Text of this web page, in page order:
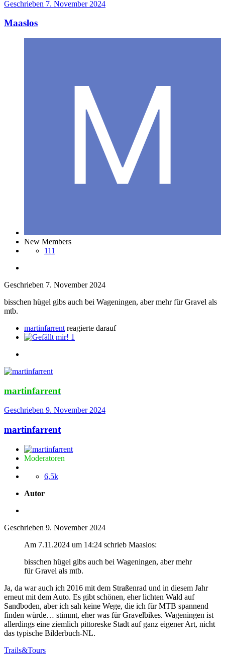
Geschrieben 7. November 2024
Maaslos
New Members
111
Geschrieben 7. November 2024
bisschen hügel gibs auch bei Wageningen, aber mehr für Gravel als
mtb.
martinfarrent reagierte darauf
1
martinfarrent
Geschrieben 9. November 2024
martinfarrent
Moderatoren
6,5k
Autor
Geschrieben 9. November 2024
Am 7.11.2024 um 14:24 schrieb Maaslos:
bisschen hügel gibs auch bei Wageningen, aber mehr
für Gravel als mtb.
Ja, da war auch ich 2016 mit dem Straßenrad und in diesem Jahr
erneut mit dem Auto. Es gibt schönen, eher lichten Wald auf
Sandboden, aber ich sah keine Wege, die ich für MTB spannend
finden würde… stimmt, eher was für Gravelbikes. Wageningen ist
allerdings eine ziemlich pittoreske Stadt auf ganz eigener Art, nicht
das typische Bilderbuch-NL.
Trails&Tours